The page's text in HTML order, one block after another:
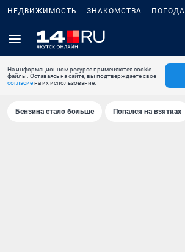
НЕДВИЖИМОСТЬ ЗНАКОМСТВА ПОГОДА
На информационном ресурсе применяются cookie-
файлы. Оставаясь на сайте, вы подтверждаете свое
согласиена их использование.
Бензина стало больше Попался на взятках